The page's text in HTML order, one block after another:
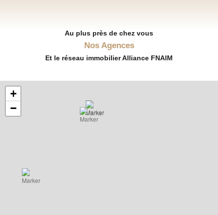
Au plus près de chez vous
Nos Agences
Et le réseau immobilier Alliance FNAIM
+
−